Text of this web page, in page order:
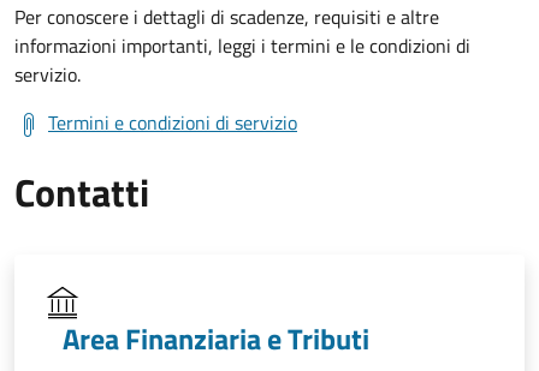
Per conoscere i dettagli di scadenze, requisiti e altre
informazioni importanti, leggi i termini e le condizioni di
servizio.
Termini e condizioni di servizio
Contatti
Area Finanziaria e Tributi